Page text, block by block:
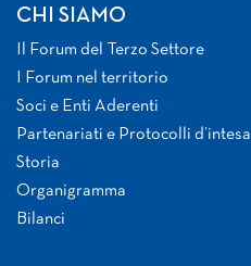
CHI SIAMO
Il Forum del Terzo Settore
I Forum nel territorio
Soci e Enti Aderenti
Partenariati e Protocolli d’intesa
Storia
Organigramma
Bilanci